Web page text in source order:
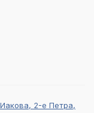
2-е Петра,